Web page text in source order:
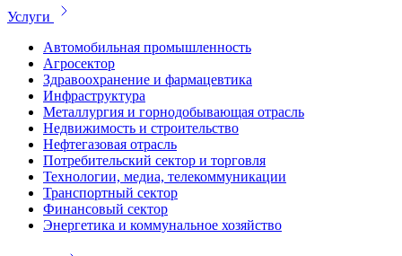
Услуги
Автомобильная промышленность
Агросектор
Здравоохранение и фармацевтика
Инфраструктура
Металлургия и горнодобывающая отрасль
Недвижимость и строительство
Нефтегазовая отрасль
Потребительский сектор и торговля
Технологии, медиа, телекоммуникации
Транспортный сектор
Финансовый сектор
Энергетика и коммунальное хозяйство